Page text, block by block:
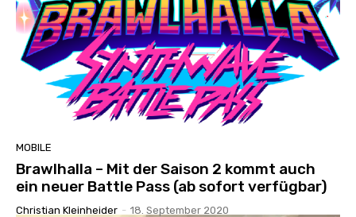
MOBILE
Brawlhalla – Mit der Saison 2 kommt auch
ein neuer Battle Pass (ab sofort verfügbar)
Christian Kleinheider - 18. September 2020